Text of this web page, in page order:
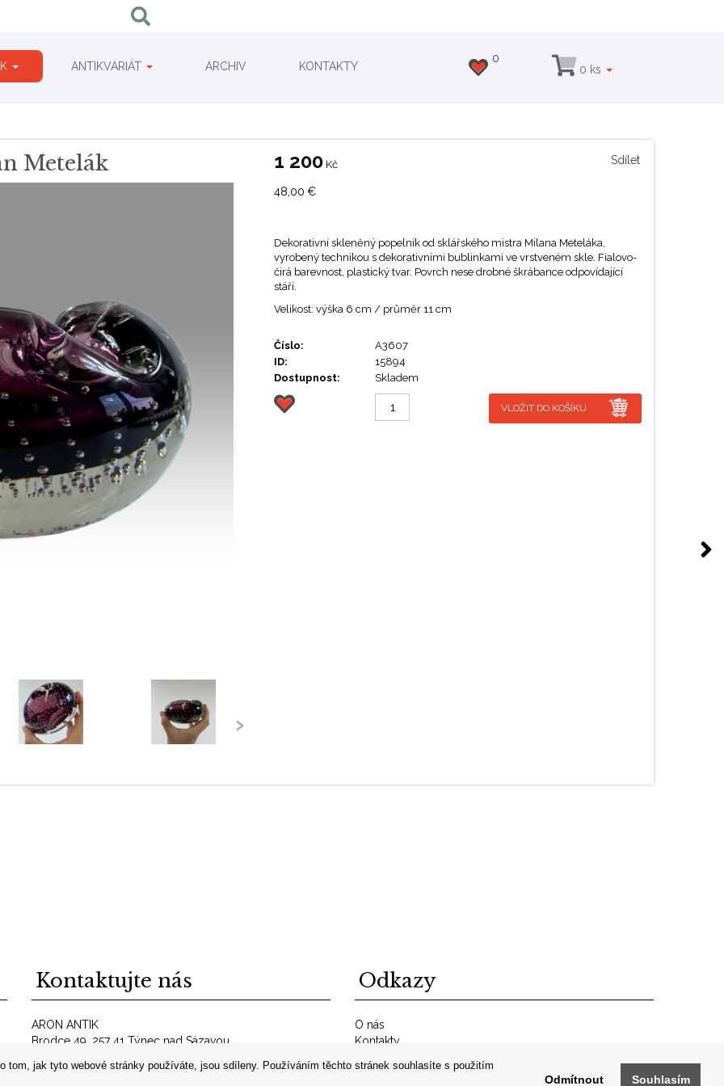
jak tyto webové stránky používáte, jsou sdíleny. Používáním těchto stránek souhlasíte s použitím
Odmítnout Souhlasím
ANTIKVARIÁT ARCHIV KONTAKTY 0 ks
0
Metelák
›
1 200 Kč
48,00 €
Sdílet
Dekorativní skleněný popelník od sklářského mistra Milana Meteláka,
vyrobený technikou s dekorativními bublinkami ve vrstveném skle. Fialovo-
čirá barevnost, plastický tvar. Povrch nese drobné škrábance odpovídající
stáří.
Velikost: výška 6 cm / průměr 11 cm
Číslo:
A3607
ID:
15894
Dostupnost:
Skladem
VLOŽIT DO KOŠÍKU
Kontaktujte nás
ARON ANTIK
Brodce 49, 257 41 Týnec nad Sázavou
E-mail: info@aron-antik.cz
Odkazy
O nás
Kontakty
ARCHIV